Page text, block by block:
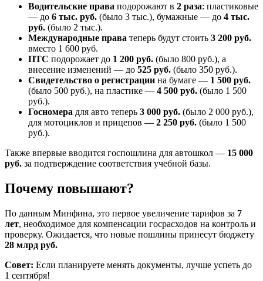
Водительские права подорожают в 2 раза: пластиковые
— до 6 тыс. руб. (было 3 тыс.), бумажные — до 4 тыс.
руб. (было 2 тыс.).
Международные права теперь будут стоить 3 200 руб.
вместо 1 600 руб.
ПТС подорожает до 1 200 руб. (было 800 руб.), а
внесение изменений — до 525 руб. (было 350 руб.).
Свидетельство о регистрации на бумаге — 1 500 руб.
(было 500 руб.), на пластике — 4 500 руб. (было 1 500
руб.).
Госномера для авто теперь 3 000 руб. (было 2 000 руб.),
для мотоциклов и прицепов — 2 250 руб. (было 1 500
руб.).
Также впервые вводится госпошлина для автошкол — 15 000
руб. за подтверждение соответствия учебной базы.
Почему повышают?
По данным Минфина, это первое увеличение тарифов за 7
лет, необходимое для компенсации госрасходов на контроль и
проверку. Ожидается, что новые пошлины принесут бюджету
28 млрд руб.
Совет: Если планируете менять документы, лучше успеть до
1 сентября!